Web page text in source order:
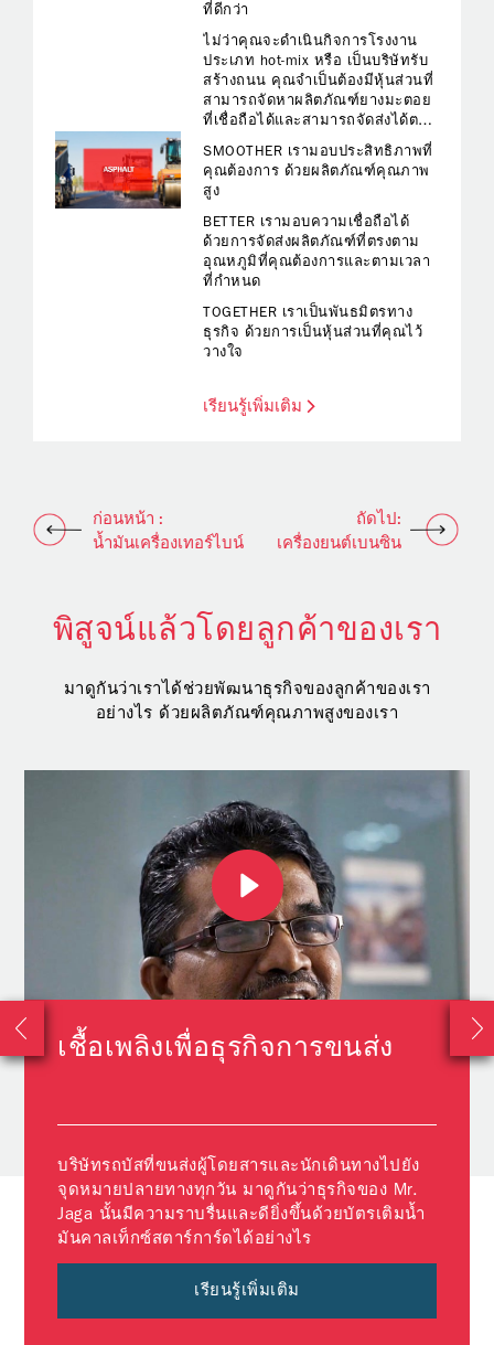
ที่ดีกว่า
ไม่ว่าคุณจะดำเนินกิจการโรงงาน
ประเภท hot-mix หรือ เป็นบริษัทรับ
สร้างถนน คุณจำเป็นต้องมีหุ้นส่วนที่
สามารถจัดหาผลิตภัณฑ์ยางมะตอย
ที่เชื่อถือได้และสามารถจัดส่งได้ตาม
SMOOTHER เรามอบประสิทธิภาพที่
คุณต้องการ ด้วยผลิตภัณฑ์คุณภาพ
สูง
BETTER เรามอบความเชื่อถือได้
ด้วยการจัดส่งผลิตภัณฑ์ที่ตรงตาม
อุณหภูมิที่คุณต้องการและตามเวลา
ที่กำหนด
TOGETHER เราเป็นพันธมิตรทาง
ธุรกิจ ด้วยการเป็นหุ้นส่วนที่คุณไว้
วางใจ
เรียนรู้เพิ่มเติม
ก่อนหน้า :
น้ำมันเครื่องเทอร์ไบน์
ถัดไป:
เครื่องยนต์เบนซิน
พิสูจน์แล้วโดยลูกค้าของเรา
มาดูกันว่าเราได้ช่วยพัฒนาธุรกิจของลูกค้าของเรา
อย่างไร ด้วยผลิตภัณฑ์คุณภาพสูงของเรา
เชื้อเพลิงเพื่อธุรกิจการขนส่ง
บริษัทรถบัสที่ขนส่งผู้โดยสารและนักเดินทางไปยัง
จุดหมายปลายทางทุกวัน มาดูกันว่าธุรกิจของ Mr.
Jaga นั้นมีความราบรื่นและดียิ่งขึ้นด้วยบัตรเติมน้ำ
มันคาลเท็กซ์สตาร์การ์ดได้อย่างไร
เรียนรู้เพิ่มเติม